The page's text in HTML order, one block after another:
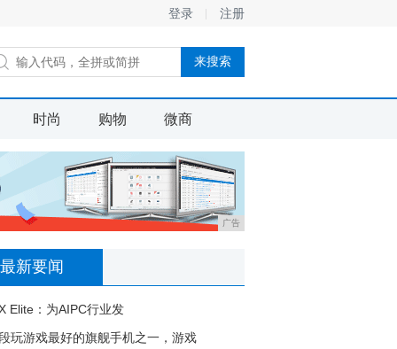
登录 注册
时尚 购物 微商
广告
最新要闻
Elite：为AIPC行业发
玩游戏最好的旗舰手机之一，游戏